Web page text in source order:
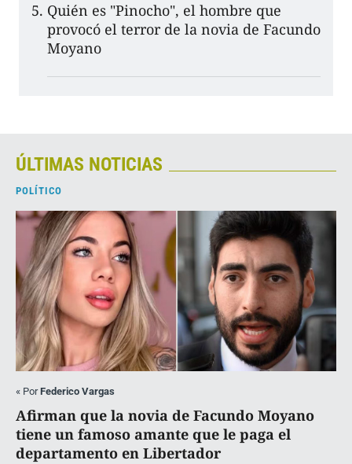
Quién es "Pinocho", el hombre que
provocó el terror de la novia de Facundo
Moyano
ÚLTIMAS NOTICIAS
POLÍTICO
« PorFederico Vargas
Afirman que la novia de Facundo Moyano
tiene un famoso amante que le paga el
departamento en Libertador